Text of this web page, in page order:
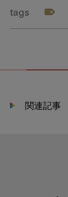
tags
関連記事